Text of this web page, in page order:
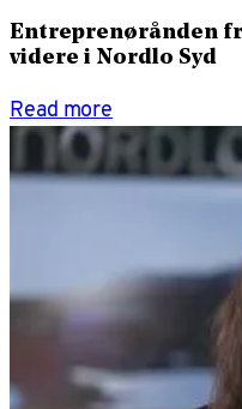
Entreprenørånden
videre i Nordlo Syd
Read more